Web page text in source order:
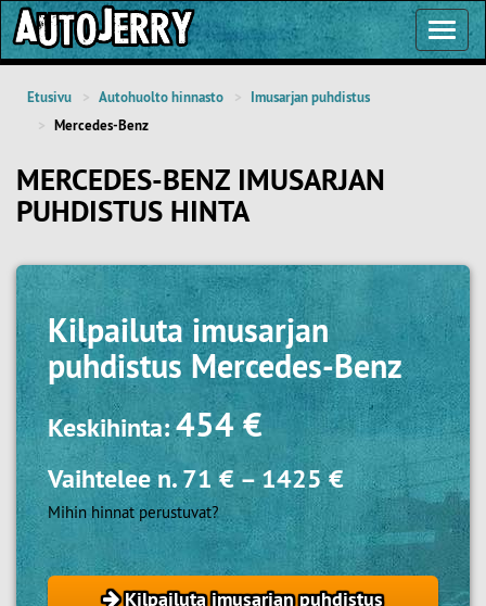
Etusivu Autohuolto hinnasto
Imusarjan puhdistus
Mercedes-Benz
MERCEDES-BENZ IMUSARJAN
PUHDISTUS HINTA
Kilpailutaimusarjan
puhdistus Mercedes-Benz
Keskihinta:454 €
Vaihtelee n.71 €– 1425 €
Mihin hinnat perustuvat?
Kilpailuta imusarjan puhdistus